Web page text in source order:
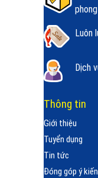
Luôn
Dịch
Thông tin
Giới thiệu
Tuyển dụng
Tin tức
Đóng góp ý kiến